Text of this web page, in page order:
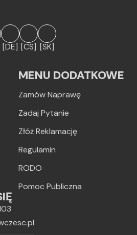
[DE] [CS] [SK]
MENU DODATKOWE
Zamów Naprawę
Zadaj Pytanie
Złóż Reklamację
Regulamin
RODO
Pomoc Publiczna